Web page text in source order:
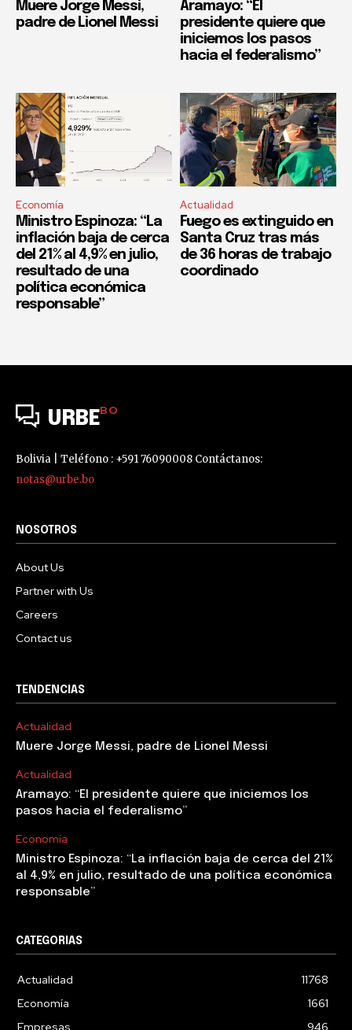
Muere Jorge Messi,
padre de Lionel Messi
Aramayo: “El
presidente quiere que
iniciemos los pasos
hacia el federalismo”
Economía
Ministro Espinoza: “La
inflación baja de cerca
del 21% al 4,9% en julio,
resultado de una
política económica
responsable”
Actualidad
Fuego es extinguido en
Santa Cruz tras más
de 36 horas de trabajo
coordinado
URBEBO
Bolivia | Teléfono : +591 76090008 Contáctanos:
notas@urbe.bo
NOSOTROS
About Us
Partner with Us
Careers
Contact us
TENDENCIAS
Actualidad
Muere Jorge Messi, padre de Lionel Messi
Actualidad
Aramayo: “El presidente quiere que iniciemos los
pasos hacia el federalismo”
Economía
Ministro Espinoza: “La inflación baja de cerca del 21%
al 4,9% en julio, resultado de una política económica
responsable”
CATEGORIAS
Actualidad
11768
Economía
1661
Empresas
946